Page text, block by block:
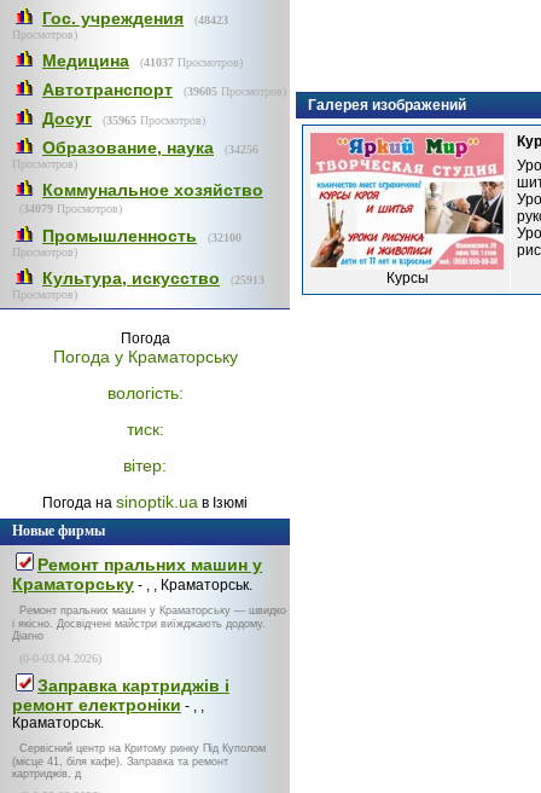
Гос. учреждения (48423
Просмотров)
Медицина (41037 Просмотров)
Автотранспорт (39605 Просмотров)
Досуг (35965 Просмотров)
Образование, наука (34256
Просмотров)
Коммунальное хозяйство
(34079 Просмотров)
Промышленность (32100
Просмотров)
Культура, искусство (25913
Просмотров)
Погода
Погода у Краматорську
вологість:
тиск:
вітер:
Погода на sinoptik.ua в Ізюмі
Новые фирмы
Ремонт пральних машин у
Краматорську - , , Краматорськ.
Ремонт пральних машин у Краматорську — швидко
і якісно. Досвідчені майстри виїжджають додому.
Діагно
(0-0-03.04.2026)
Заправка картриджів і
ремонт електроніки - , ,
Краматорськ.
Сервісний центр на Критому ринку Під Куполом
(місце 41, біля кафе). Заправка та ремонт
картриджів, д
Галерея изображений
Курсы